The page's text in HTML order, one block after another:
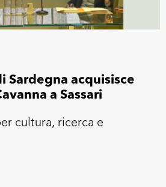
Sardegna acquisisce
a Sassari
cultura, ricerca e